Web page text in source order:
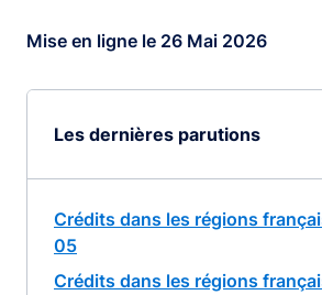
Mise en ligne le 26 Mai 2026
Les dernières parutions
Crédits dans les régions
05
Crédits dans les régions